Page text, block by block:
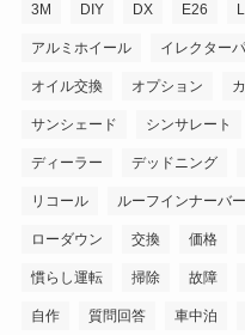
3M DIY DX E26
アルミホイール イレクター
オイル交換 オプション
サンシェード シンサレート
ディーラー デッドニング
リコール ルーフインナーバー
ローダウン 交換 価格
慣らし運転 掃除 故障
自作 質問回答 車中泊